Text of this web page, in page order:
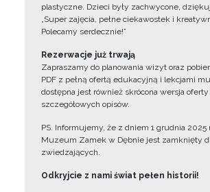
plastyczne. Dzieci były zachwycone,
„Super zajęcia, pełne ciekawostek i
Polecamy serdecznie!”
Rezerwacje już trwają
Zapraszamy do planowania wizyt oraz
PDF z pełną ofertą edukacyjną i lekcjami
dostępna jest również skrócona wersja
szczegółowych opisów.
PS. Informujemy, że z dniem 1 grudnia 2025
Muzeum Zamek w Dębnie jest zamknięty
zwiedzających.
Odkryjcie z nami świat pełen historii!